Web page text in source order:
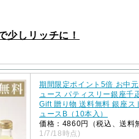
少しリッチに！
期間限定ポイント5倍 お中
ュース パティスリー銀座千
Gift 贈り物 送料無料 銀座ス
ュースB（10本入）
価格：4860円（税込、送料
1/7/18時点)